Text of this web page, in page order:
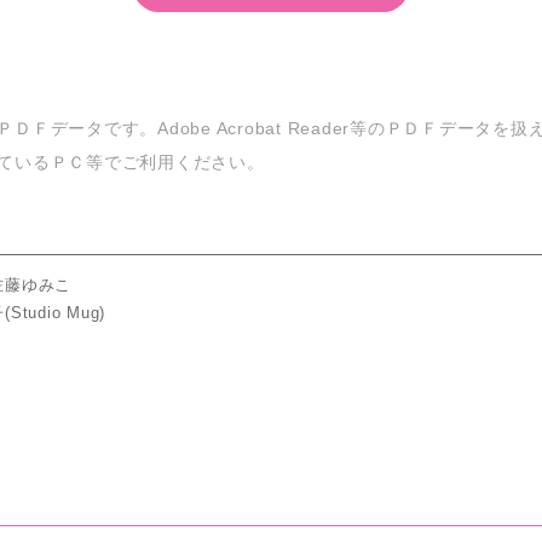
ＤＦデータです。Adobe Acrobat Reader等のＰＤＦデータを扱
いるＰＣ等でご利用ください。
ゆみこ
(Studio Mug)